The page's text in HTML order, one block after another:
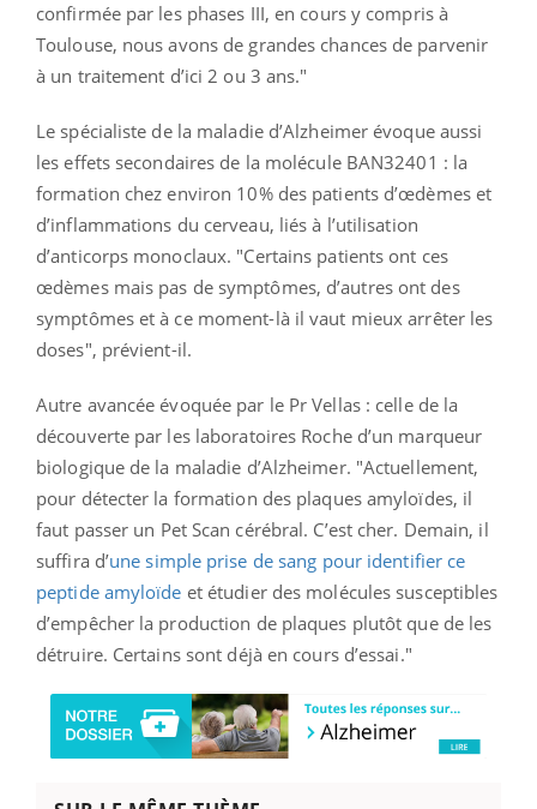
confirmée par les phases III, en cours y compris à
Toulouse, nous avons de grandes chances de parvenir
à un traitement d’ici 2 ou 3 ans."
Le spécialiste de la maladie d’Alzheimer évoque aussi
les effets secondaires de la molécule BAN32401 : la
formation chez environ 10% des patients d’œdèmes et
d’inflammations du cerveau, liés à l’utilisation
d’anticorps monoclaux. "Certains patients ont ces
œdèmes mais pas de symptômes, d’autres ont des
symptômes et à ce moment-là il vaut mieux arrêter les
doses", prévient-il.
Autre avancée évoquée par le Pr Vellas : celle de la
découverte par les laboratoires Roche d’un marqueur
biologique de la maladie d’Alzheimer. "Actuellement,
pour détecter la formation des plaques amyloïdes, il
faut passer un Pet Scan cérébral. C’est cher. Demain, il
suffira d’une simple prise de sang pour identifier ce
peptide amyloïde et étudier des molécules susceptibles
d’empêcher la production de plaques plutôt que de les
détruire. Certains sont déjà en cours d’essai."